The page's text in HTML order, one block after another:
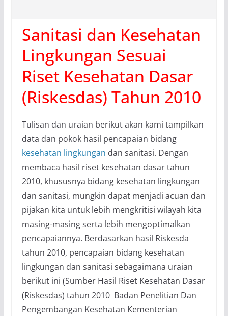
Sanitasi dan Kesehatan
Lingkungan Sesuai
Riset Kesehatan Dasar
(Riskesdas) Tahun 2010
Tulisan dan uraian berikut akan kami tampilkan
data dan pokok hasil pencapaian bidang
kesehatan lingkungan dan sanitasi. Dengan
membaca hasil riset kesehatan dasar tahun
2010, khususnya bidang kesehatan lingkungan
dan sanitasi, mungkin dapat menjadi acuan dan
pijakan kita untuk lebih mengkritisi wilayah kita
masing-masing serta lebih mengoptimalkan
pencapaiannya. Berdasarkan hasil Riskesda
tahun 2010, pencapaian bidang kesehatan
lingkungan dan sanitasi sebagaimana uraian
berikut ini (Sumber Hasil Riset Kesehatan Dasar
(Riskesdas) tahun 2010 Badan Penelitian Dan
Pengembangan Kesehatan Kementerian